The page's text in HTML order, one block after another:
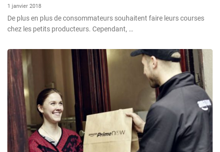
1 janvier 2018
De plus en plus de consommateurs souhaitent faire leurs courses
chez les petits producteurs. Cependant, …